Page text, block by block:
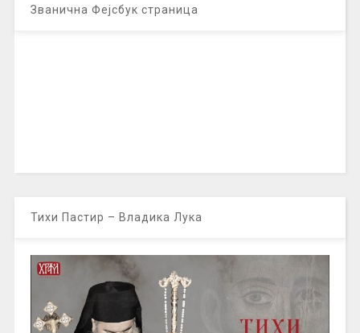
Званична Фејсбук страница
Тихи Пастир – Владика Лука